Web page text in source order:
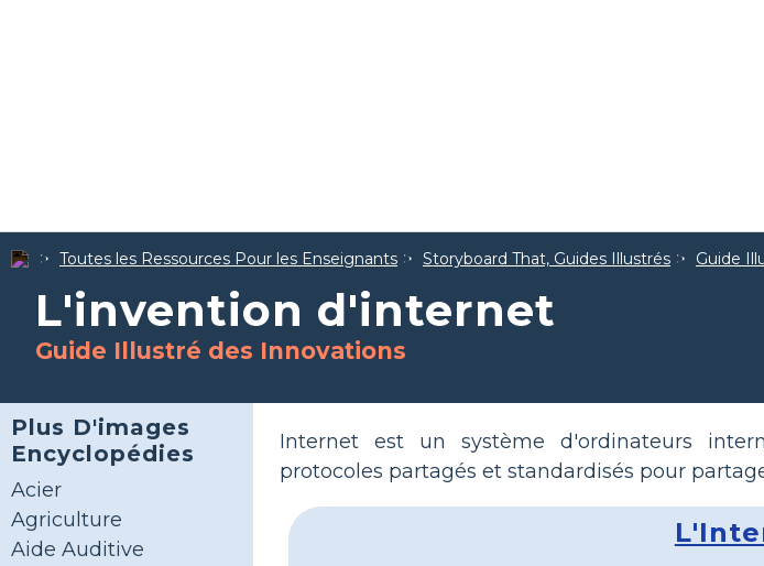
Toutes les Ressources Pour les Enseignants Storyboard That, Guides Illustrés Guide
L'invention d'internet
Guide Illustré des Innovations
Plus D'images
Encyclopédies
Acier
Agriculture
Aide Auditive
Internet est un système d'ordinateurs
protocoles partagés et standardisés pour